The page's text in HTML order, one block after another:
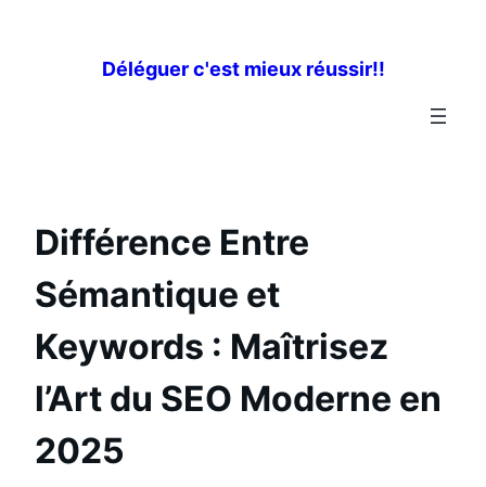
Déléguer c'est mieux réussir!!
Différence Entre
Sémantique et
Keywords : Maîtrisez
l’Art du SEO Moderne en
2025